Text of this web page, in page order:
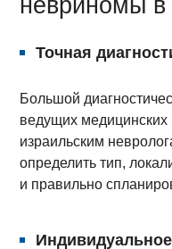
Точная
Большой
ведущих медицинских
израильским
определить тип,
и правильно